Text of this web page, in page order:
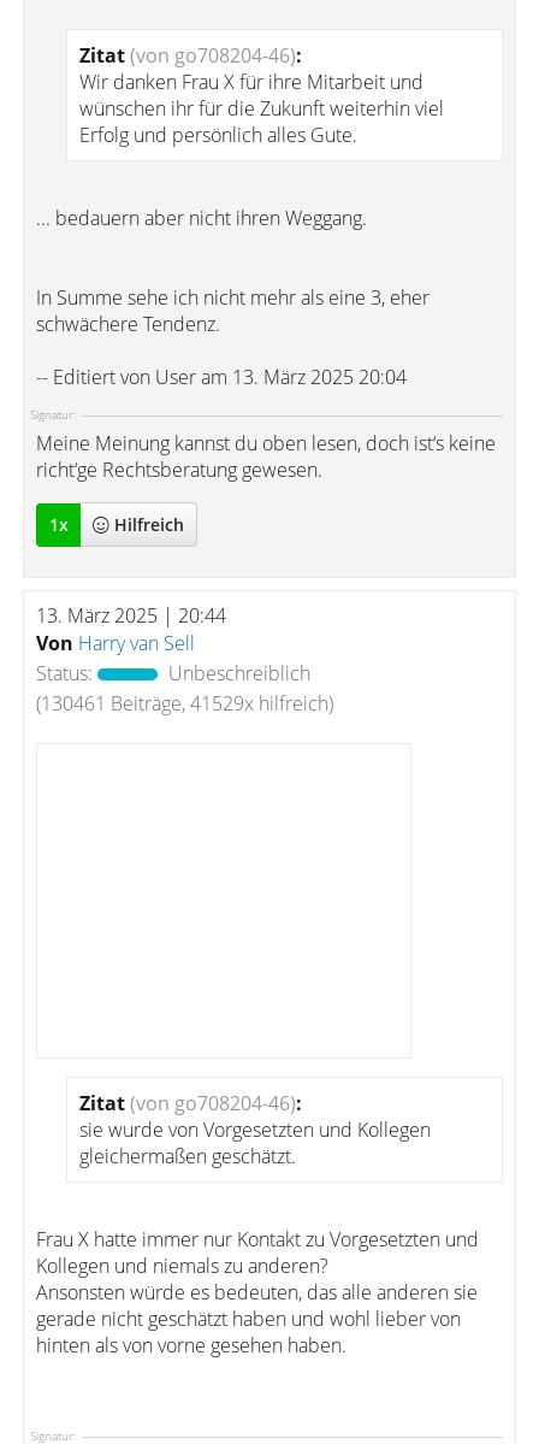
Zitat(von go708204-46):
Wir danken Frau X für ihre Mitarbeit und
wünschen ihr für die Zukunft weiterhin viel
Erfolg und persönlich alles Gute.
... bedauern aber nicht ihren Weggang.
In Summe sehe ich nicht mehr als eine 3, eher
schwächere Tendenz.
-- Editiert von User am 13. März 2025 20:04
Signatur:
Meine Meinung kannst du oben lesen, doch ist‘s keine
richt‘ge Rechtsberatung gewesen.
1x Hilfreich
13. März 2025 | 20:44
Von Harry van Sell
Status:
Unbeschreiblich
(130461 Beiträge, 41529x hilfreich)
Zitat(von go708204-46):
sie wurde von Vorgesetzten und Kollegen
gleichermaßen geschätzt.
Frau X hatte immer nur Kontakt zu Vorgesetzten und
Kollegen und niemals zu anderen?
Ansonsten würde es bedeuten, das alle anderen sie
gerade nicht geschätzt haben und wohl lieber von
hinten als von vorne gesehen haben.
Signatur: